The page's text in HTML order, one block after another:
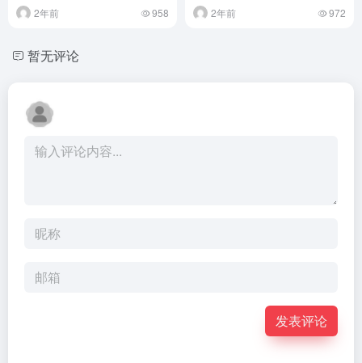
2年前 958 2年前 972
暂无评论
发表评论